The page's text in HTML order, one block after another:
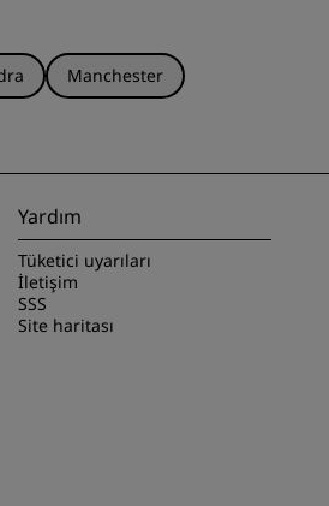
Manchester
Yardım
Tüketici uyarıları
İletişim
SSS
Site haritası